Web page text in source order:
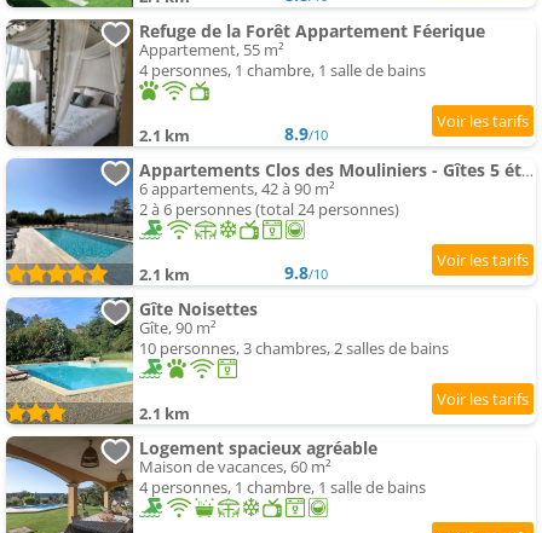
Refuge de la Forêt Appartement Féerique
Appartement, 55 m²
4 personnes, 1 chambre, 1 salle de bains
2.1 km 8.9/10
Appartements Clos des Mouliniers - Gîtes 5 étoiles en Ardèche
6 appartements, 42 à 90 m²
2 à 6 personnes (total 24 personnes)
2.1 km 9.8/10
Gîte Noisettes
Gîte, 90 m²
10 personnes, 3 chambres, 2 salles de bains
2.1 km
Logement spacieux agréable
Maison de vacances, 60 m²
4 personnes, 1 chambre, 1 salle de bains